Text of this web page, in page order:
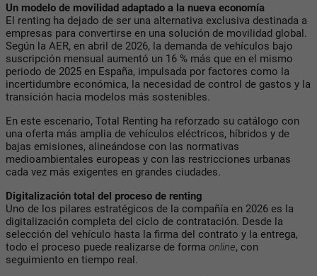
Un modelo de movilidad adaptado a la nueva economía
El renting ha dejado de ser una alternativa exclusiva destinada a
empresas para convertirse en una solución de movilidad global.
Según la AER, en abril de 2026, la demanda de vehículos bajo
suscripción mensual aumentó un 16 % más que en el mismo
periodo de 2025 en España, impulsada por factores como la
incertidumbre económica, la necesidad de control de gastos y la
transición hacia modelos más sostenibles.
En este escenario, Total Renting ha reforzado su catálogo con
una oferta más amplia de vehículos eléctricos, híbridos y de
bajas emisiones, alineándose con las normativas
medioambientales europeas y con las restricciones urbanas
cada vez más exigentes en grandes ciudades.
Digitalización total del proceso de renting
Uno de los pilares estratégicos de la compañía en 2026 es la
digitalización completa del ciclo de contratación. Desde la
selección del vehículo hasta la firma del contrato y la entrega,
todo el proceso puede realizarse de forma online, con
seguimiento en tiempo real.